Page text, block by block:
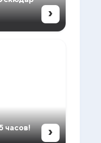
›
часов! ›